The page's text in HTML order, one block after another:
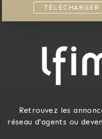
Retrouvez les
réseau d'agents ou